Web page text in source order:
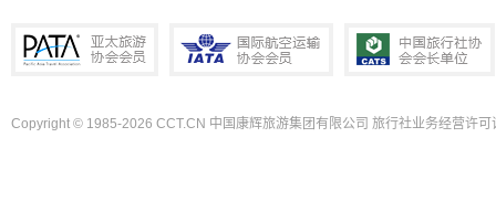
Copyright © 1985-2026 CCT.CN 中国康辉旅游集团有限公司 旅行社业务经营许